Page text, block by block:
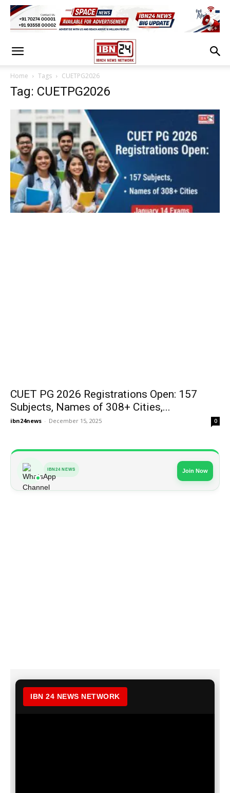
Home Tags CUETPG2026
Tag: CUETPG2026
CUET PG 2026 Registrations Open: 157
Subjects, Names of 308+ Cities,...
ibn24news - December 15, 2025 0
IBN24 NEWS Join Now
IBN 24 NEWS NETWORK